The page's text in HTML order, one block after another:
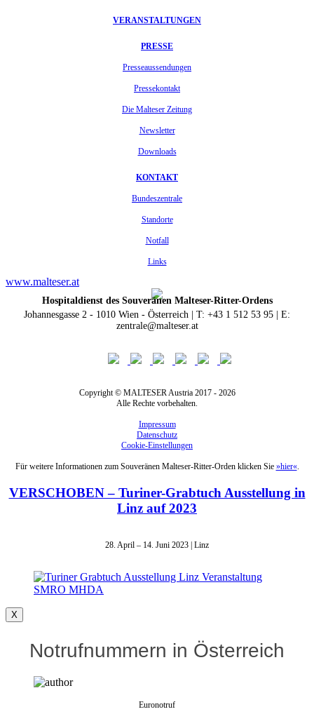
VERANSTALTUNGEN
PRESSE
Presseaussendungen
Pressekontakt
Die Malteser Zeitung
Newsletter
Downloads
KONTAKT
Bundeszentrale
Standorte
Notfall
Links
www.malteser.at
Hospitaldienst des Souveränen Malteser-Ritter-Ordens
Johannesgasse 2 - 1010 Wien - Österreich | T: +43 1 512 53 95 | E:
zentrale@malteser.at
Copyright © MALTESER Austria 2017 - 2026
Alle Rechte vorbehalten.
Impressum
Datenschutz
Cookie-Einstellungen
Für weitere Informationen zum Souveränen Malteser-Ritter-Orden klicken Sie »hier«.
VERSCHOBEN – Turiner-Grabtuch Ausstellung in
Linz auf 2023
28. April – 14. Juni 2023 | Linz
X
Notrufnummern in Österreich
Euronotruf